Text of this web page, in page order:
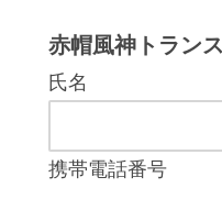
赤帽風神トラン
氏名
携帯電話番号